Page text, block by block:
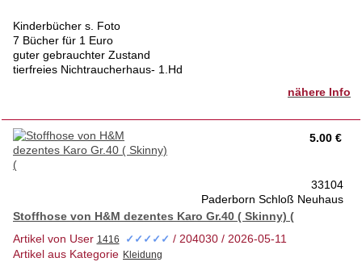
Kinderbücher s. Foto
7 Bücher für 1 Euro
guter gebrauchter Zustand
tierfreies Nichtraucherhaus- 1.Hd
nähere Info
5.00 €
33104
Paderborn Schloß Neuhaus
Stoffhose von H&M dezentes Karo Gr.40 ( Skinny) (
Artikel von User
✓✓✓✓✓ / 204030 / 2026-05-11
Artikel aus Kategorie